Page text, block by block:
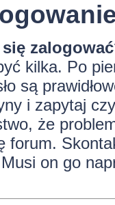
kilka. Po
są
i zapytaj
że
forum.
on go